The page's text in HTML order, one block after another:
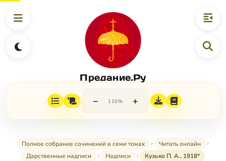
Предание.Ру
− 110% +
Полное собрание сочинений в семи томах
Читать онлайн
Дарственные надписи
Надписи Кузько П. А., 1918*